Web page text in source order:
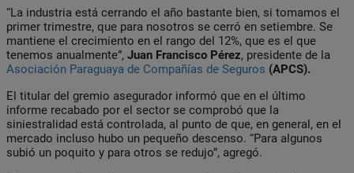
“La industria está cerrando el año bastante bien, si tomamos el
primer trimestre, que para nosotros se cerró en setiembre. Se
mantiene el crecimiento en el rango del 12%, que es el que
tenemos anualmente”, Juan Francisco Pérez, presidente de la
Asociación Paraguaya de Compañías de Seguros (APCS).
El titular del gremio asegurador informó que en el último
informe recabado por el sector se comprobó que la
siniestralidad está controlada, al punto de que, en general, en el
mercado incluso hubo un pequeño descenso. “Para algunos
subió un poquito y para otros se redujo”, agregó.